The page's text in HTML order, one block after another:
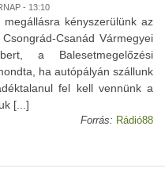
- 13:10
kényszerülünk az
Csanád Vármegyei
a Balesetmegelőzési
ha autópályán szállunk
fel kell vennünk a
[...]
Forrás: Rádió88